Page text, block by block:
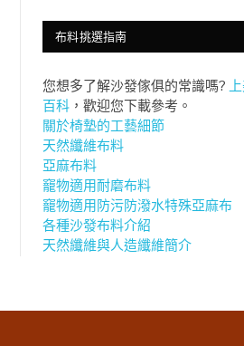
布料挑選指南
您想多了解沙發傢俱的常識嗎?
百科 ，歡迎您下載參考。
關於椅墊的工藝細節
天然纖維布料
亞麻布料
竉物適用耐磨布料
竉物適用防污防潑水特殊亞麻布
各種沙發布料介紹
天然纖維與人造纖維簡介